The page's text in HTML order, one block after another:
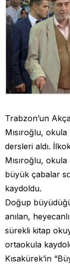
Trabzon’un
Mısıroğlu,
dersleri aldı.
Mısıroğlu,
büyük çabalar
kaydoldu.
Doğup
anılan,
sürekli kitap
ortaokula
Kısakürek’in